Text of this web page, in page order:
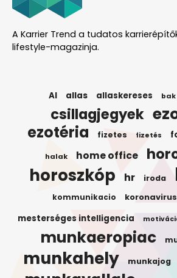
A Karrier Trend a tudatos
lifestyle-magazinja.
AI allas allaskereses bak
csillagjegyek
ezotéria fizetes fizetés
halak home office
horoszkóp hr iroda
kommunikacio koronavirus
mesterséges intelligencia
munkaeropiac
munkahely munkajog